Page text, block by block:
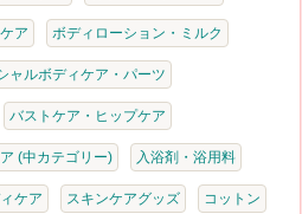
ア ボディローション・ミルク
ャルボディケア・パーツ
バストケア・ヒップケア
(中カテゴリー) 入浴剤・浴用料
ケア スキンケアグッズ コットン